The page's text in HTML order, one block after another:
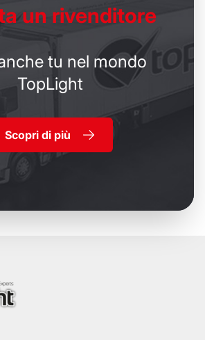
un rivenditore
tu nel mondo
TopLight
Scopri di più